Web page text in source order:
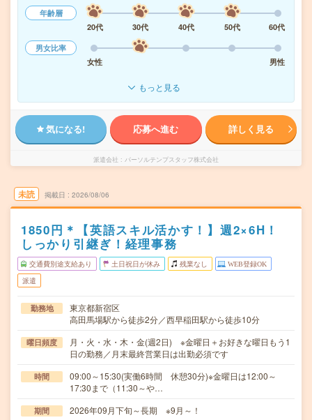
年齢層
20代
30代 40代 50代
60代
男女比率
女性
男性
もっと見る
気になる! 応募へ進む 詳しく見る
派遣会社 パーソルテンプスタッフ株式会社
未読 掲載日 2026/08/06
1850円＊【英語スキル活かす！】週2×6H！
しっかり引継ぎ！経理事務
交通費別途支給あり 土日祝日が休み 残業なし WEB登録OK
派遣
勤務地
東京都新宿区
高田馬場駅から徒歩2分／西早稲田駅から徒歩10分
曜日頻度
月・火・水・木・金(週2日) ※金曜日＋お好きな曜日もう1
日の勤務／月末最終営業日は出勤必須です
時間
09:00～15:30(実働6時間 休憩30分)※金曜日は12:00～
17:30まで（11:30～や…
期間 2026年09月下旬～長期 ※9月～！